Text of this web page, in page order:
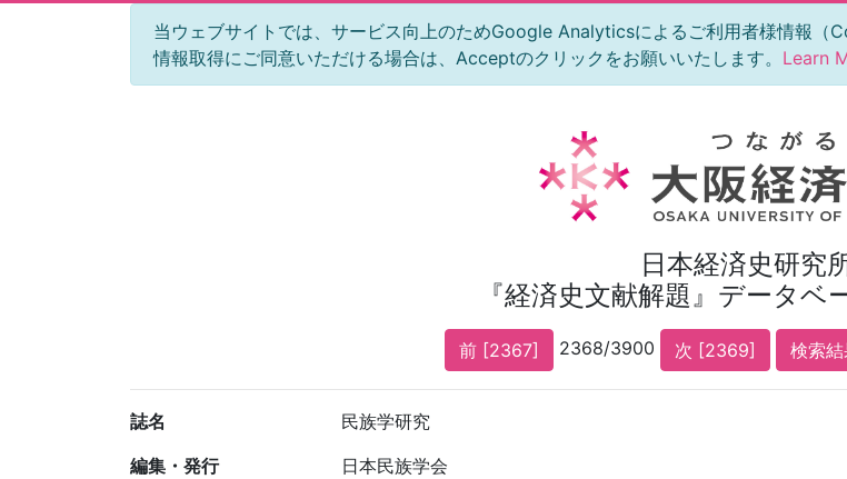
当ウェブサイトでは、サービス向上のためGoogle Analyticsによるご利用者様情報（
情報取得にご同意いただける場合は、Acceptのクリックをお願いいたします。 Learn
日本経済史研究
『経済史文献解題』データベ
前 [2367] 2368/3900 次 [2369] 検索
誌名
民族学研究
編集・発行
日本民族学会